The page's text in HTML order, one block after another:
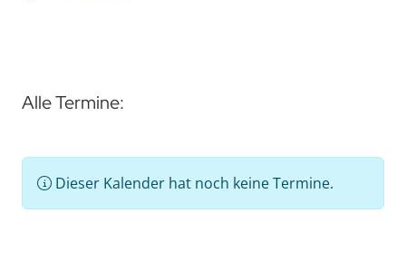
Alle Termine:
Dieser Kalender hat noch keine Termine.